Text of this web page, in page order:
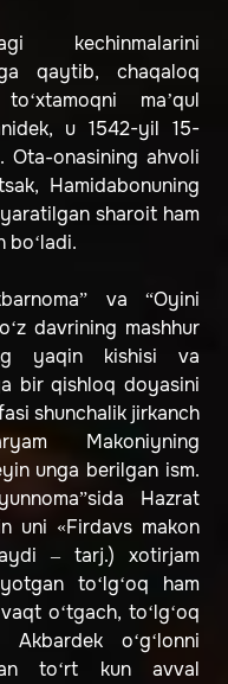
kechinmalarini
qaytib, chaqaloq
ma’qul
u 1542-yil 15-
Ota-onasining ahvoli
Hamidabonuning
sharoit ham
bo‘ladi.
va “Oyini
davrining mashhur
yaqin kishisi va
bir qishloq doyasini
shunchalik jirkanch
Makoniyning
unga berilgan ism.
Hazrat
uni «Firdavs makon
– tarj.) xotirjam
to‘lg‘oq ham
o‘tgach, to‘lg‘oq
o‘g‘lonni
to‘rt kun avval